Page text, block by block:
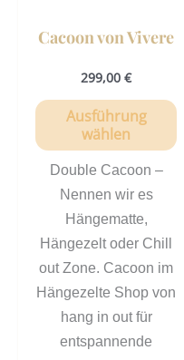
Cacoon von Vivere
299,00 €
Ausführung
wählen
Double Cacoon –
Nennen wir es
Hängematte,
Hängezelt oder Chill
out Zone. Cacoon im
Hängezelte Shop von
hang in out für
entspannende